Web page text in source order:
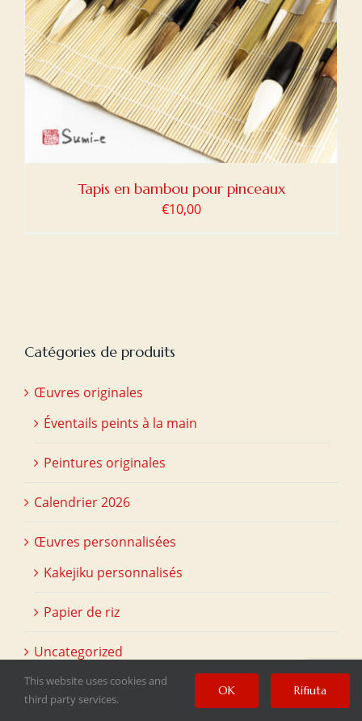
Tapis en bambou pour pinceaux
€10,00
Catégories de produits
Œuvres originales
Éventails peints à la main
Peintures originales
Calendrier 2026
Œuvres personnalisées
Kakejiku personnalisés
Papier de riz
Uncategorized
Matériel de peinture
This website uses cookies and
third party services.
OK Rifiuta